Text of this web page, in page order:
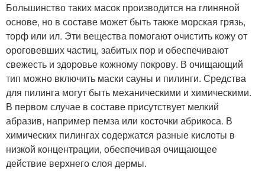
Большинство таких масок производится на глиняной
основе, но в составе может быть также морская грязь,
торф или ил. Эти вещества помогают очистить кожу от
ороговевших частиц, забитых пор и обеспечивают
свежесть и здоровье кожному покрову. В очищающий
тип можно включить маски сауны и пилинги. Средства
для пилинга могут быть механическими и химическими.
В первом случае в составе присутствует мелкий
абразив, например пемза или косточки абрикоса. В
химических пилингах содержатся разные кислоты в
низкой концентрации, обеспечивая очищающее
действие верхнего слоя дермы.